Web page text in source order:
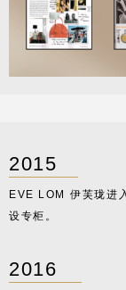
2015
EVE LOM 伊芙珑进
设专柜。
2016